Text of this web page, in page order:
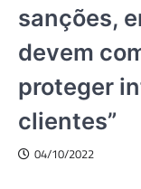
sanções,
devem
proteger
clientes”
04/10/2022